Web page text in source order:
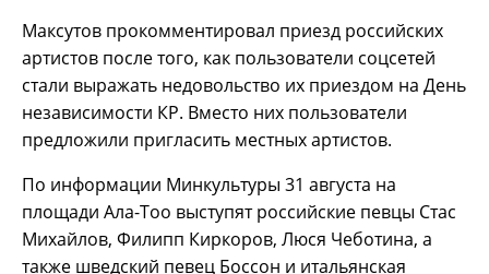
Максутов прокомментировал приезд российских
артистов после того, как пользователи соцсетей
стали выражать недовольство их приездом на День
независимости КР. Вместо них пользователи
предложили пригласить местных артистов.
По информации Минкультуры 31 августа на
площади Ала-Тоо выступят российские певцы Стас
Михайлов, Филипп Киркоров, Люся Чеботина, а
также шведский певец Боссон и итальянская